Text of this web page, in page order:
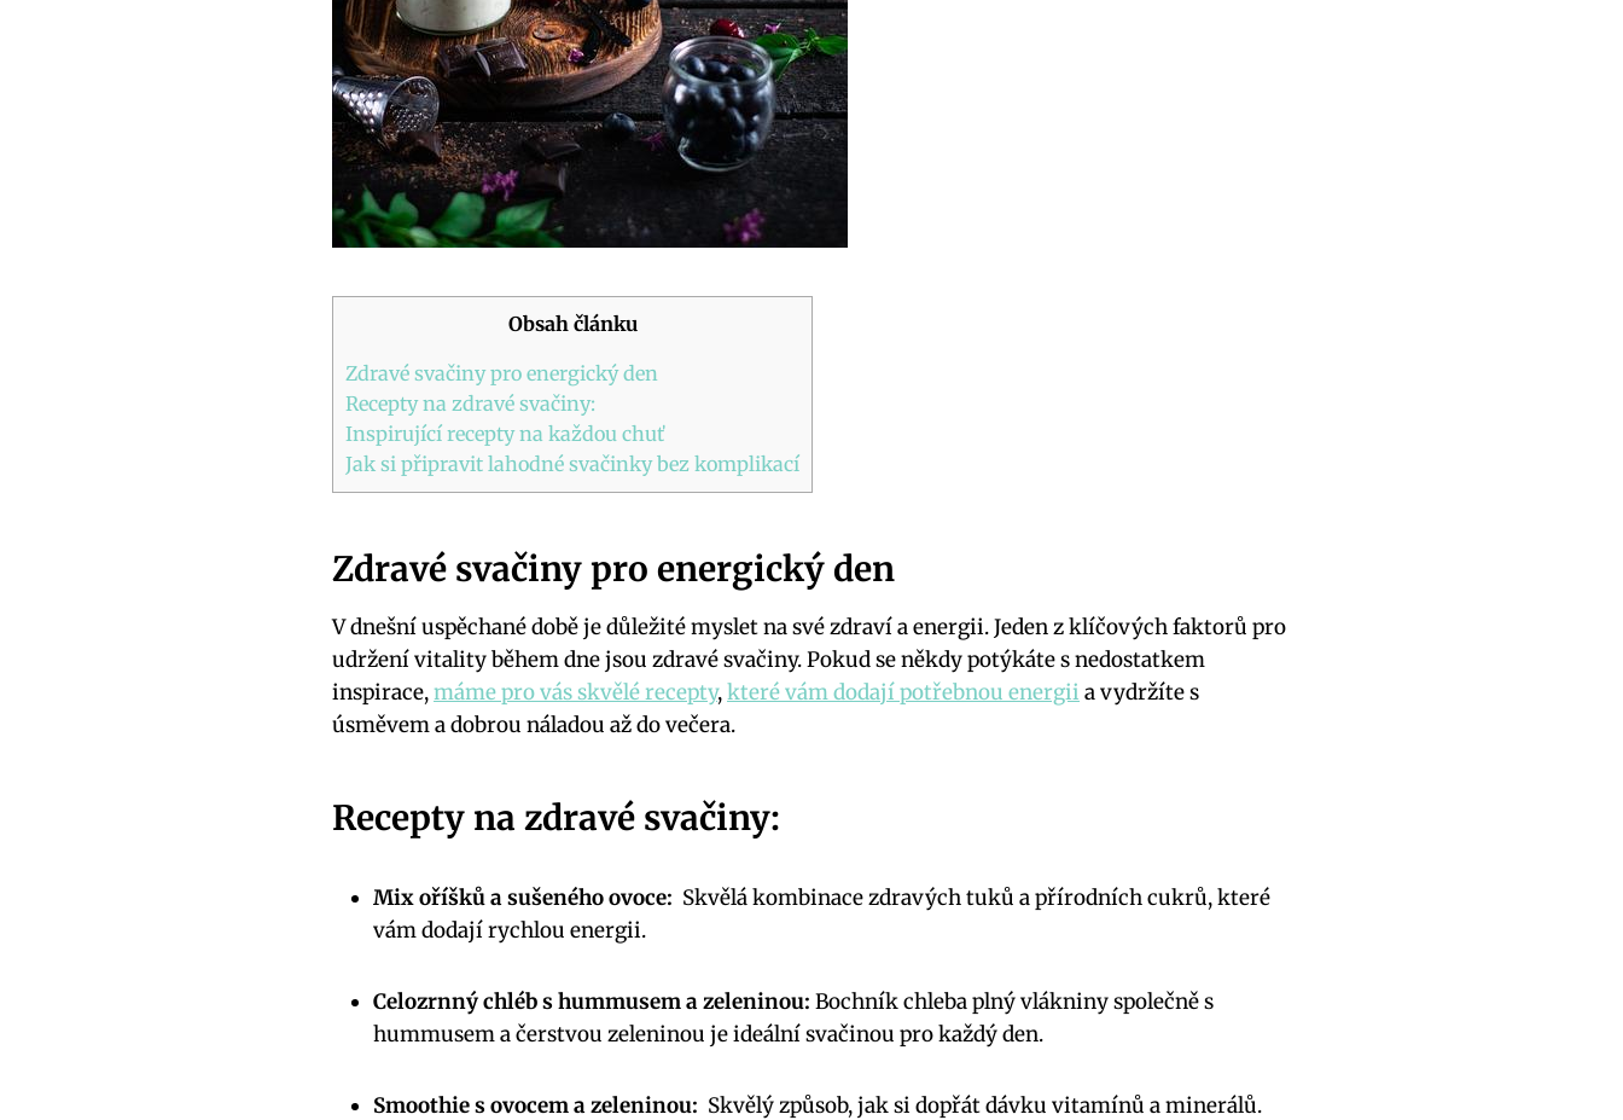
Obsah článku
Zdravé svačiny pro energický ‍den
Recepty na zdravé svačiny:
Inspirující recepty ⁢na každou chuť
Jak si‌ připravit lahodné svačinky bez komplikací
Zdravé svačiny pro energický ‍den
V dnešní uspěchané době je důležité myslet ‍na ⁣své zdraví a energii. Jeden z⁤ klíčových faktorů pro
udržení vitality během‌ dne jsou‍ zdravé svačiny. Pokud se někdy potýkáte s nedostatkem
inspirace, ​máme pro vás skvělé recepty,které⁣ vám dodají potřebnou energii ⁤a vydržíte ⁣s
⁢úsměvem a dobrou náladou až do večera.
Recepty na zdravé svačiny:
Mix oříšků⁢ a sušeného ovoce: ⁤ Skvělá kombinace zdravých tuků ​a přírodních cukrů, ⁢které‌
vám dodají rychlou energii.
Celozrnný chléb s hummusem ​a zeleninou: Bochník chleba​ plný vlákniny‍ společně s⁤
hummusem a čerstvou zeleninou je ideální ‌svačinou pro každý den.
Smoothie ⁢s ovocem a zeleninou: ‍ Skvělý způsob, ‌jak si⁣ dopřát dávku vitamínů ​a minerálů.⁤